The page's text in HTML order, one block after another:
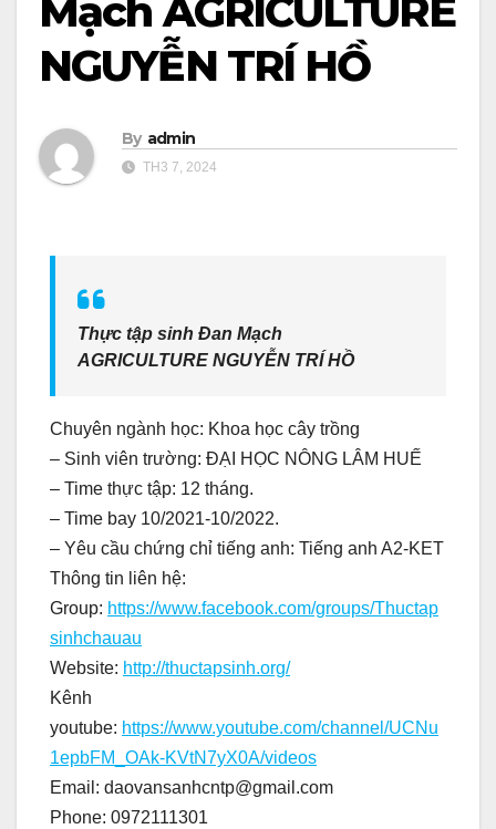
Mạch AGRICULTURE
NGUYỄN TRÍ HỒ
By admin
TH3 7, 2024
Thực tập sinh Đan Mạch
AGRICULTURE NGUYỄN TRÍ HỒ
Chuyên ngành học: Khoa học cây trồng
– Sinh viên trường: ĐẠI HỌC NÔNG LÂM HUẾ
– Time thực tập: 12 tháng.
– Time bay 10/2021-10/2022.
– Yêu cầu chứng chỉ tiếng anh: Tiếng anh A2-KET
Thông tin liên hệ:
Group: https://www.facebook.com/groups/Thuctap
sinhchauau
Website: http://thuctapsinh.org/
Kênh
youtube: https://www.youtube.com/channel/UCNu
1epbFM_OAk-KVtN7yX0A/videos
Email: daovansanhcntp@gmail.com
Phone: 0972111301